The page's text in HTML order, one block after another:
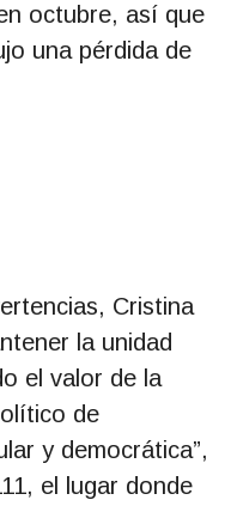
octubre, así que
una pérdida de
Cristina
la unidad
el valor de la
de
y democrática”,
el lugar donde